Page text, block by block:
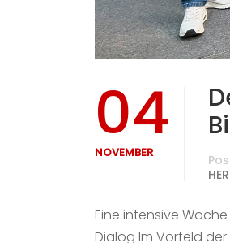
04
NOVEMBER
Eine intensive
Dialog Im Vorfeld